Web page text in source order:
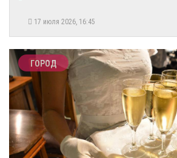
17 июля 2026, 16:45
ГОРОД